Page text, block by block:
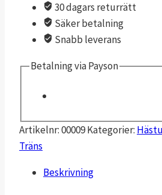
30 dagars returrätt
Säker betalning
Snabb leverans
Betalning via Payson
Artikelnr:00009Kategorier:
Träns
Beskrivning